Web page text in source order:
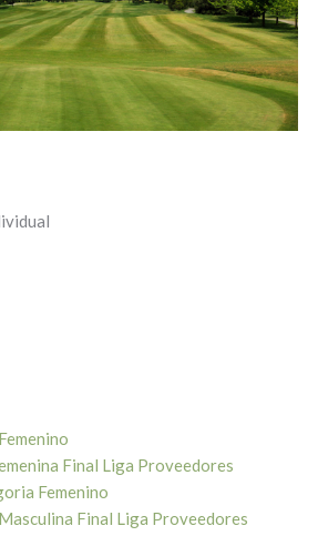
Final Liga Proveedores
Femenino
Final Liga Proveedores